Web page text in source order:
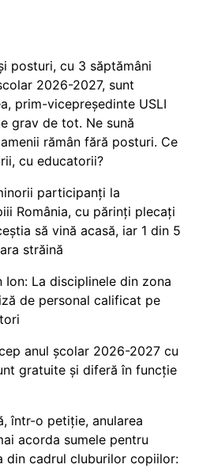
posturi, cu 3 săptămâni
2026-2027, sunt
prim-vicepreședinte USLI
grav de tot. Ne sună
rămân fără posturi. Ce
cu educatorii?
participanți la
România, cu părinți plecați
să vină acasă, iar 1 din 5
străină
La disciplinele din zona
de personal calificat pe
anul școlar 2026-2027 cu
gratuite și diferă în funcție
într-o petiție, anularea
acorda sumele pentru
din cadrul cluburilor copiilor: